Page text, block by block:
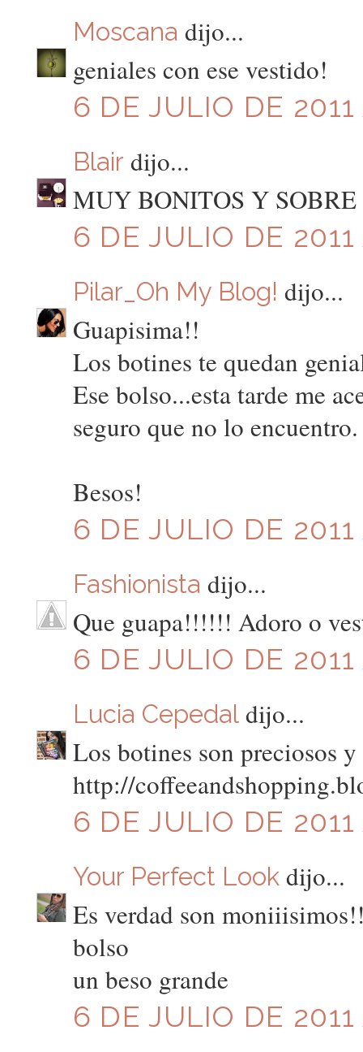
Moscana dijo...
geniales con ese vestido!
6 DE JULIO DE 2011
Blair dijo...
MUY BONITOS Y
6 DE JULIO DE 2011
Pilar_Oh My Blog! dijo...
Guapisima!!
Los botines te quedan
Ese bolso...esta tarde me
seguro que no lo encuentro.
Besos!
6 DE JULIO DE 2011
Fashionista dijo...
Que guapa!!!!!! Adoro o
6 DE JULIO DE 2011
Lucia Cepedaldijo...
Los botines son preciosos
http://
6 DE JULIO DE 2011
Your Perfect Lookdijo...
Es verdad son
bolso
un beso grande
6 DE JULIO DE